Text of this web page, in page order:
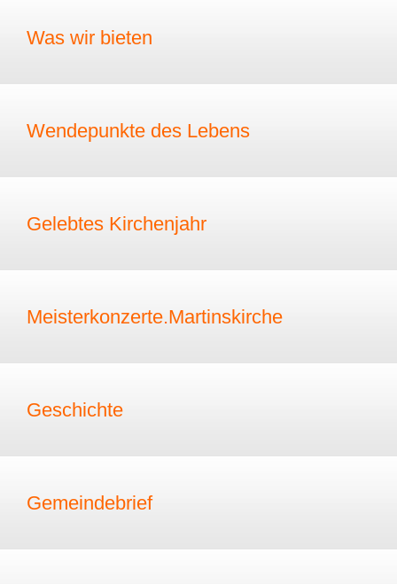
Was wir bieten
Wendepunkte des Lebens
Gelebtes Kirchenjahr
Meisterkonzerte.Martinskirche
Geschichte
Gemeindebrief